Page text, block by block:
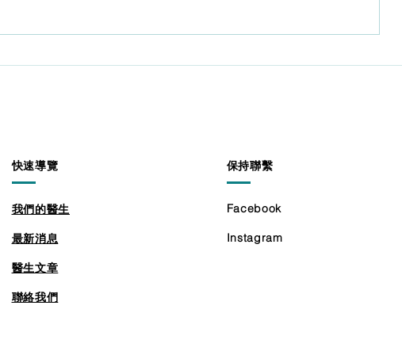
時間遠足等
為關節問題
快速導覽
我們的醫生
最新消息
​醫生文章
聯絡我們
保持聯繫
Facebook
Instagram